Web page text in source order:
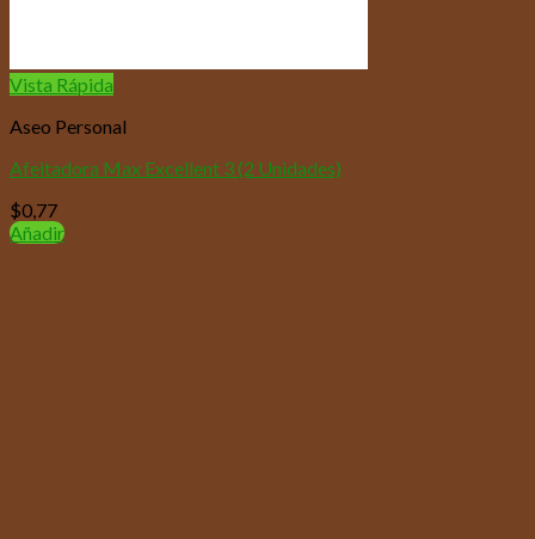
Vista Rápida
Aseo Personal
Afeitadora Max Excellent 3 (2 Unidades)
$0,77
Añadir